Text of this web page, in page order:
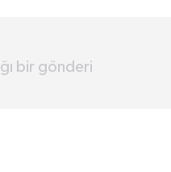
bir gönderi